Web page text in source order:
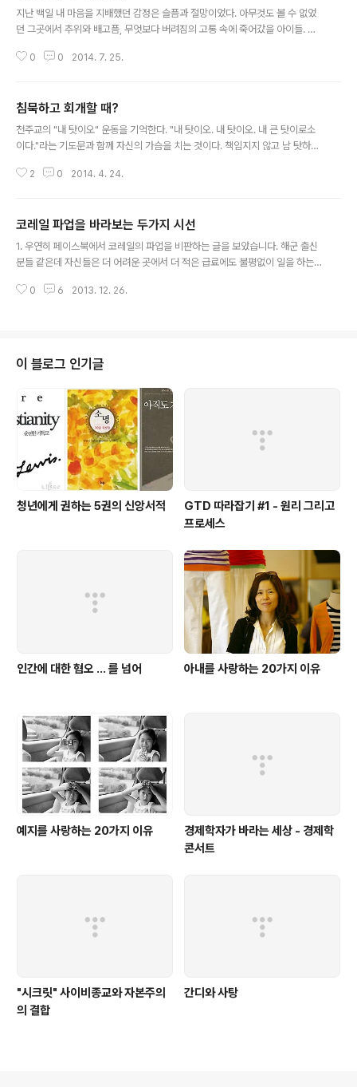
지난 백일 내 마음을 지배했던 감정은 슬픔과 절망이었다. 아무것도 볼 수 없었
던 그곳에서 추위와 배고픔, 무엇보다 버려짐의 고통 속에 죽어갔을 아이들. 그
들이 더 배를 채우고자 벌이는 행사 덕에 쫓겨나는 사람들. 연일 떨어지는 살상
간다. 마치 아무 일이 없었다는듯이. 아니 오히려 슬픔을 불편해하며, 슬픔보고
눈 앞에서 사라지라한다. 나나 내 새끼만 괜찮으면 그걸로 끝인 거다. 교회의 침
묵은 절망을 더하였다. 집회에 참석했다. 몇천명이 모여 하나님을 말하던 일주
0 0 2014. 7. 25.
침묵하고 회개할 때?
천주교의 "내 탓이오" 운동을 기억한다. "내 탓이오. 내 탓이오. 내 큰 탓이로소
이다."라는 기도문과 함께 자신의 가슴을 치는 것이다. 책임지지 않고 남 탓하기
다. 세월호 사고가 벌써 일주일이 넘었다. 아직도 살아있는 승객이 있기를, 그리
많은 부패와 무능과 부실이 드러났다. 모두 답답하고 안타까움에 고함을 치고,
손가락질하고, 자기 생각과 의견을 내놓았다. 때가 되었나 보다. 세월호 사고와
물리적으로 연관이 없을 사람들이 내 탓이라며 나타났다. 기독교인들이다. "이
2 0 2014. 4. 24.
코레일 파업을 바라보는 두가지 시선
1. 우연히 페이스북에서 코레일의 파업을 비판하는 글을 보았습니다. 해군 출신
분들 같은데 자신들은 더 어려운 곳에서 더 적은 급료에도 불평없이 일을 하는
스러워 다음과 같은 글을 남겼습니다. 2. 그런말이 있죠. 노예들을 다스리기 위
분리할까요? 게다가 노선을 공유하기에 이중으로 비용이 드는 방법으로요? 이
런 문제점 알고서나 철도 노조를 비판하고 있나요? 3. 나중에 다시 가보니 예상
대로 저는 종북이 되어 있더..
0 6 2013. 12. 26.
이 블로그 인기글
청년에게 권하는 5권의 신앙서적
GTD 따라잡기 #1 - 원리 그리고
프로세스
인간에 대한 혐오 ... 를 넘어 아내를 사랑하는 20가지 이유
예지를 사랑하는 20가지 이유
경제학자가 바라는 세상 - 경제학
콘서트
"시크릿" 사이비종교와 자본주의
의 결합
간디와 사탕